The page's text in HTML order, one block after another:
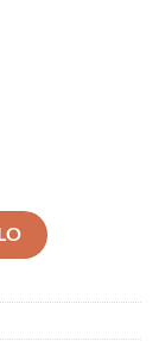
metallo da tavolo